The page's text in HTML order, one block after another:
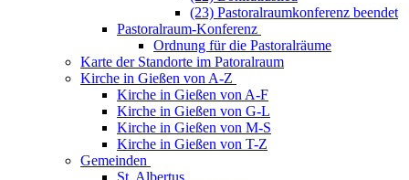
(23) Pastoralraumkonferenz beendet
Pastoralraum-Konferenz
Ordnung für die Pastoralräume
Karte der Standorte im Patoralraum
Kirche in Gießen von A-Z
Kirche in Gießen von A-F
Kirche in Gießen von G-L
Kirche in Gießen von M-S
Kirche in Gießen von T-Z
Gemeinden
St. Albertus